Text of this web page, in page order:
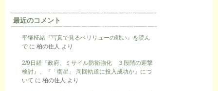
最近のコメント
平塚柾緒『写真で見るペリリューの戦い』を読ん
で に 柏の住人 より
2/9日経『政府、ミサイル防衛強化 ３段階の迎撃
検討』、『「衛星」 周回軌道に投入成功か』につ
いて に 柏の住人 より